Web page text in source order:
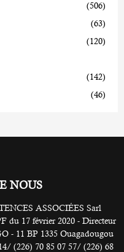
(506)
(63)
(120)
(142)
(46)
NOUS
ASSOCIÉES Sarl
du 17 février 2020 - Directeur
- 11 BP 1335 Ouagadougou
(226) 70 85 07 57/ (226) 68